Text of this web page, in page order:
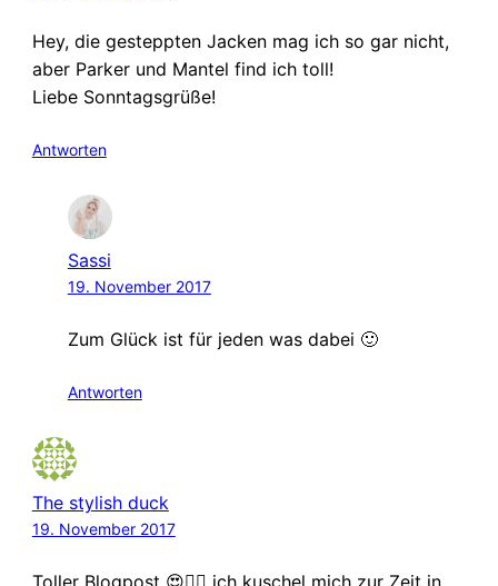
Hey, die gesteppten Jacken mag ich so gar nicht,
aber Parker und Mantel find ich toll!
Liebe Sonntagsgrüße!
Antworten
Sassi
19. November 2017
Zum Glück ist für jeden was dabei 🙂
Antworten
The stylish duck
19. November 2017
Toller Blogpost 😍👍🏻 ich kuschel mich zur Zeit in